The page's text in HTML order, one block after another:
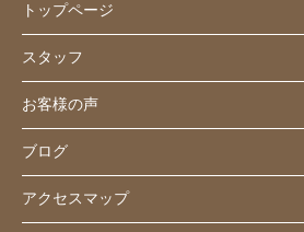
トップページ
スタッフ
お客様の声
ブログ
アクセスマップ